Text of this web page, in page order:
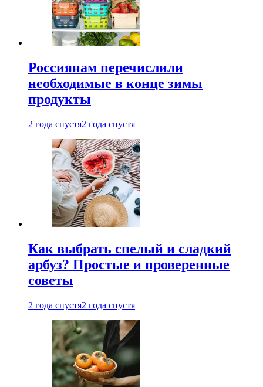
Россиянам перечислили
необходимые в конце зимы
продукты
2 года спустя2 года спустя
Как выбрать спелый и сладкий
арбуз? Простые и проверенные
советы
2 года спустя2 года спустя